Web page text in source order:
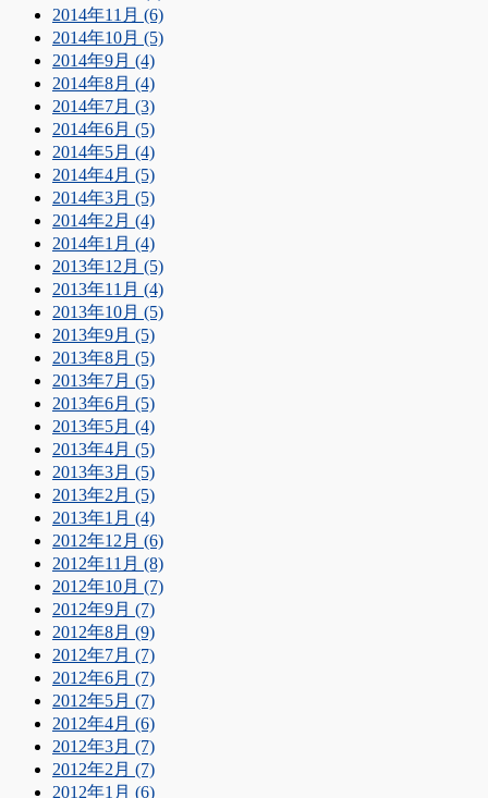
2014年11月 (6)
2014年10月 (5)
2014年9月 (4)
2014年8月 (4)
2014年7月 (3)
2014年6月 (5)
2014年5月 (4)
2014年4月 (5)
2014年3月 (5)
2014年2月 (4)
2014年1月 (4)
2013年12月 (5)
2013年11月 (4)
2013年10月 (5)
2013年9月 (5)
2013年8月 (5)
2013年7月 (5)
2013年6月 (5)
2013年5月 (4)
2013年4月 (5)
2013年3月 (5)
2013年2月 (5)
2013年1月 (4)
2012年12月 (6)
2012年11月 (8)
2012年10月 (7)
2012年9月 (7)
2012年8月 (9)
2012年7月 (7)
2012年6月 (7)
2012年5月 (7)
2012年4月 (6)
2012年3月 (7)
2012年2月 (7)
2012年1月 (6)